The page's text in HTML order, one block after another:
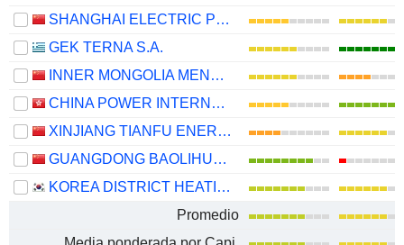
SHANGHAI ELECTRIC POWER CO., LTD.
GEK TERNA S.A.
INNER MONGOLIA MENGDIAN HUANENG THERMAL POWER CORPORATION LIMITED
CHINA POWER INTERNATIONAL DEVELOPMENT LIMITED
XINJIANG TIANFU ENERGY CO., LTD.
GUANGDONG BAOLIHUA NEW ENERGY STOCK CO., LTD.
KOREA DISTRICT HEATING CORP.
Promedio